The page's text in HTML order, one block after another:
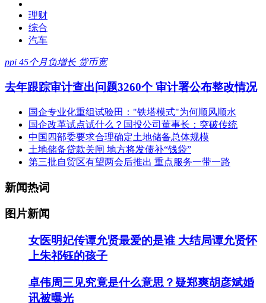
理财
综合
汽车
ppi 45个月负增长 货币宽
去年跟踪审计查出问题3260个 审计署公布整改情况
国企专业化重组试验田："铁塔模式"为何顺风顺水
国企改革试点试什么？国投公司董事长：突破传统
中国四部委要求合理确定土地储备总体规模
土地储备贷款关闸 地方将发债补“钱袋”
第三批自贸区有望两会后推出 重点服务一带一路
新闻热词
图片新闻
女医明妃传谭允贤最爱的是谁 大结局谭允贤怀
上朱祁钰的孩子
卓伟周三见究竟是什么意思？疑郑爽胡彦斌婚
讯被曝光